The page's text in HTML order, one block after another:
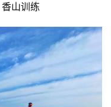
山训练